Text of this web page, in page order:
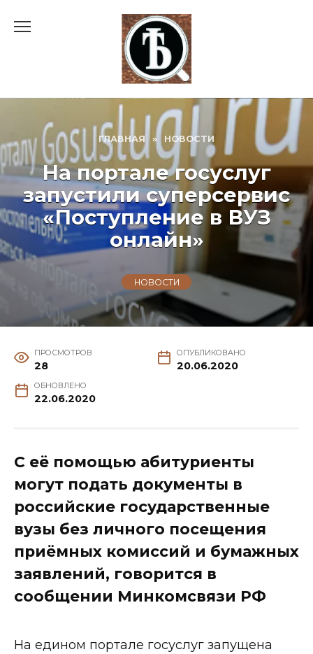
ГЛАВНАЯ » НОВОСТИ
На портале госуслуг
запустили суперсервис
«Поступление в ВУЗ
онлайн»
НОВОСТИ
ПРОСМОТРОВ
28
ОПУБЛИКОВАНО
20.06.2020
ОБНОВЛЕНО
22.06.2020
С её помощью абитуриенты
могут подать документы в
российские государственные
вузы без личного посещения
приёмных комиссий и бумажных
заявлений, говорится в
сообщении Минкомсвязи РФ
На едином портале госуслуг запущена